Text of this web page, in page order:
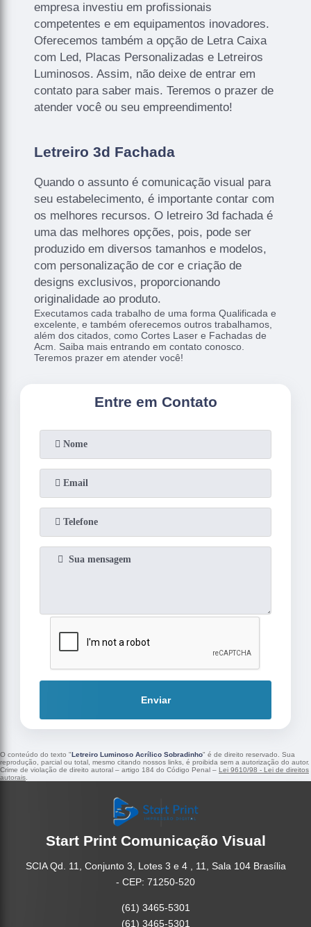
empresa investiu em profissionais
competentes e em equipamentos inovadores.
Oferecemos também a opção de Letra Caixa
com Led, Placas Personalizadas e Letreiros
Luminosos. Assim, não deixe de entrar em
contato para saber mais. Teremos o prazer de
atender você ou seu empreendimento!
Letreiro 3d Fachada
Quando o assunto é comunicação visual para
seu estabelecimento, é importante contar com
os melhores recursos. O letreiro 3d fachada é
uma das melhores opções, pois, pode ser
produzido em diversos tamanhos e modelos,
com personalização de cor e criação de
designs exclusivos, proporcionando
originalidade ao produto.
Executamos cada trabalho de uma forma Qualificada e
excelente, e também oferecemos outros trabalhamos,
além dos citados, como Cortes Laser e Fachadas de
Acm. Saiba mais entrando em contato conosco.
Teremos prazer em atender você!
Entre em Contato
Enviar
O conteúdo do texto "Letreiro Luminoso Acrílico Sobradinho" é de direito reservado. Sua
reprodução, parcial ou total, mesmo citando nossos links, é proibida sem a autorização do autor.
Crime de violação de direito autoral – artigo 184 do Código Penal – Lei 9610/98 - Lei de direitos
autorais
Start Print Comunicação Visual
SCIA Qd. 11, Conjunto 3, Lotes 3 e 4 , 11, Sala 104 Brasília
- CEP: 71250-520
(61) 3465-5301
(61) 3465-5301